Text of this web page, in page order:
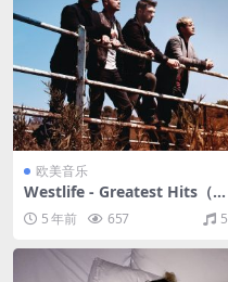
欧美音乐
Westlife - Greatest Hits（2
011/FLAC/分轨/1.14G）
5 年前 657 5